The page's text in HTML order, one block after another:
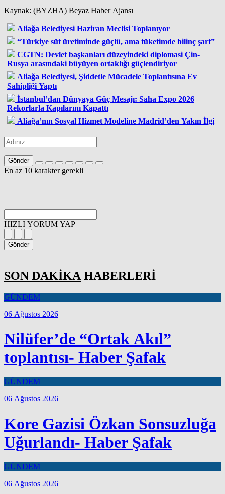
Kaynak: (BYZHA) Beyaz Haber Ajansı
Aliağa Belediyesi Haziran Meclisi Toplanıyor
“Türkiye süt üretiminde güçlü, ama tüketimde bilinç şart”
CGTN: Devlet başkanları düzeyindeki diplomasi Çin-
Rusya arasındaki büyüyen ortaklığı güçlendiriyor
Aliağa Belediyesi, Şiddetle Mücadele Toplantısına Ev
Sahipliği Yaptı
İstanbul’dan Dünyaya Güç Mesajı: Saha Expo 2026
Rekorlarla Kapılarını Kapattı
Aliağa’nın Sosyal Hizmet Modeline Madrid’den Yakın İlgi
Gönder
En az 10 karakter gerekli
HIZLI YORUM YAP
Gönder
SON DAKİKA HABERLERİ
GÜNDEM
06 Ağustos 2026
Nilüfer’de “Ortak Akıl”
toplantısı- Haber Şafak
GÜNDEM
06 Ağustos 2026
Kore Gazisi Özkan Sonsuzluğa
Uğurlandı- Haber Şafak
GÜNDEM
06 Ağustos 2026